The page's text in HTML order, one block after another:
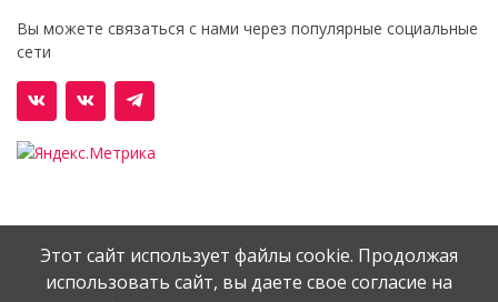
Вы можете связаться с нами через популярные социальные
сети
© Орехово-Зуевский железнодорожный техникум им.
В.И.Бондаренко
Этот сайт использует файлы cookie. Продолжая
использовать сайт, вы даете свое согласие на